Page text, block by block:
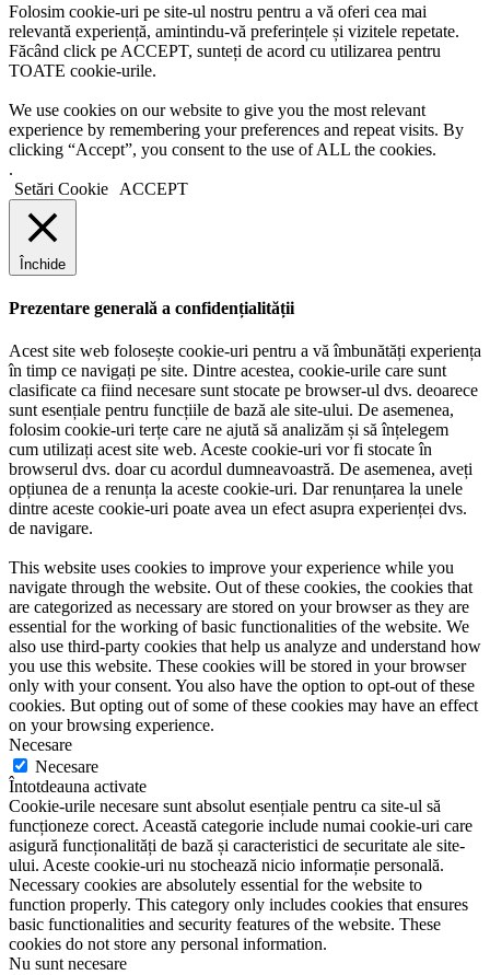
Folosim cookie-uri pe site-ul nostru pentru a vă oferi cea mai
relevantă experiență, amintindu-vă preferințele și vizitele repetate.
Făcând click pe ACCEPT, sunteți de acord cu utilizarea pentru
TOATE cookie-urile.
We use cookies on our website to give you the most relevant
experience by remembering your preferences and repeat visits. By
clicking “Accept”, you consent to the use of ALL the cookies.
.
Setări Cookie
ACCEPT
Închide
Prezentare generală a confidențialității
Acest site web folosește cookie-uri pentru a vă îmbunătăți experiența
în timp ce navigați pe site. Dintre acestea, cookie-urile care sunt
clasificate ca fiind necesare sunt stocate pe browser-ul dvs. deoarece
sunt esențiale pentru funcțiile de bază ale site-ului. De asemenea,
folosim cookie-uri terțe care ne ajută să analizăm și să înțelegem
cum utilizați acest site web. Aceste cookie-uri vor fi stocate în
browserul dvs. doar cu acordul dumneavoastră. De asemenea, aveți
opțiunea de a renunța la aceste cookie-uri. Dar renunțarea la unele
dintre aceste cookie-uri poate avea un efect asupra experienței dvs.
de navigare.
This website uses cookies to improve your experience while you
navigate through the website. Out of these cookies, the cookies that
are categorized as necessary are stored on your browser as they are
essential for the working of basic functionalities of the website. We
also use third-party cookies that help us analyze and understand how
you use this website. These cookies will be stored in your browser
only with your consent. You also have the option to opt-out of these
cookies. But opting out of some of these cookies may have an effect
on your browsing experience.
Necesare
Necesare
Întotdeauna activate
Cookie-urile necesare sunt absolut esențiale pentru ca site-ul să
funcționeze corect. Această categorie include numai cookie-uri care
asigură funcționalități de bază și caracteristici de securitate ale site-
ului. Aceste cookie-uri nu stochează nicio informație personală.
Necessary cookies are absolutely essential for the website to
function properly. This category only includes cookies that ensures
basic functionalities and security features of the website. These
cookies do not store any personal information.
Nu sunt necesare